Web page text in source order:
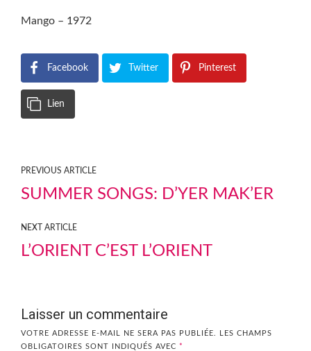
Mango – 1972
Facebook Twitter Pinterest
Lien
PREVIOUS ARTICLE
SUMMER SONGS: D’YER MAK’ER
NEXT ARTICLE
L’ORIENT C’EST L’ORIENT
Laisser un commentaire
VOTRE ADRESSE E-MAIL NE SERA PAS PUBLIÉE.
LES CHAMPS
OBLIGATOIRES SONT INDIQUÉS AVEC *